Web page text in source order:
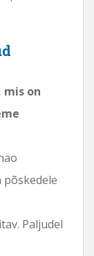
mis on
põskedele
Paljudel